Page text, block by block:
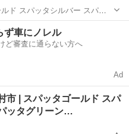
ド スパッタシルバー スパッ
シルフィード ウインコス スモ
ページ
ず車にノレル
ど審査に通らない方へ
Ad
市 | スパッタゴールド スパ
ッタグリーン…